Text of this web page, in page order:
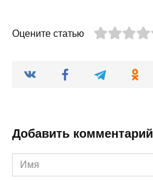
Оцените статью
Добавить комментарий
Имя
*